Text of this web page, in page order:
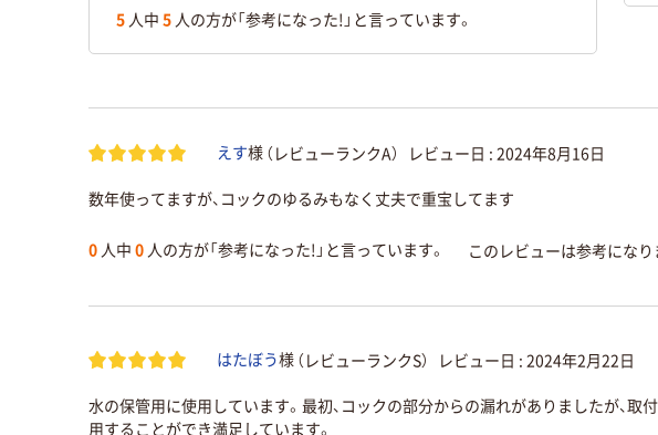
5 人中 5 人の方が「参考になった!」と言っています。
えす様 （レビューランクA） レビュー日 : 2024年8月16日
数年使ってますが、コックのゆるみもなく丈夫で重宝してます
0 人中 0 人の方が「参考になった!」と言っています。 このレビューは参考になり
はたぼう様 （レビューランクS） レビュー日 : 2024年2月22日
水の保管用に使用しています。最初、コックの部分からの漏れがありましたが、
用することができ満足しています。